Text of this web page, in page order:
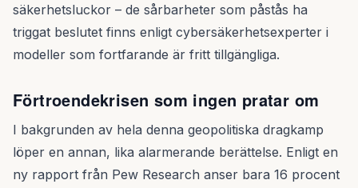
säkerhetsluckor – de sårbarheter som påstås ha
triggat beslutet finns enligt cybersäkerhetsexperter i
modeller som fortfarande är fritt tillgängliga.
Förtroendekrisen som ingen pratar om
I bakgrunden av hela denna geopolitiska dragkamp
löper en annan, lika alarmerande berättelse. Enligt en
ny rapport från Pew Research anser bara 16 procent